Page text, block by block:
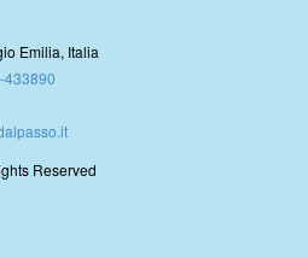
Emilia, Italia
433890
Reserved